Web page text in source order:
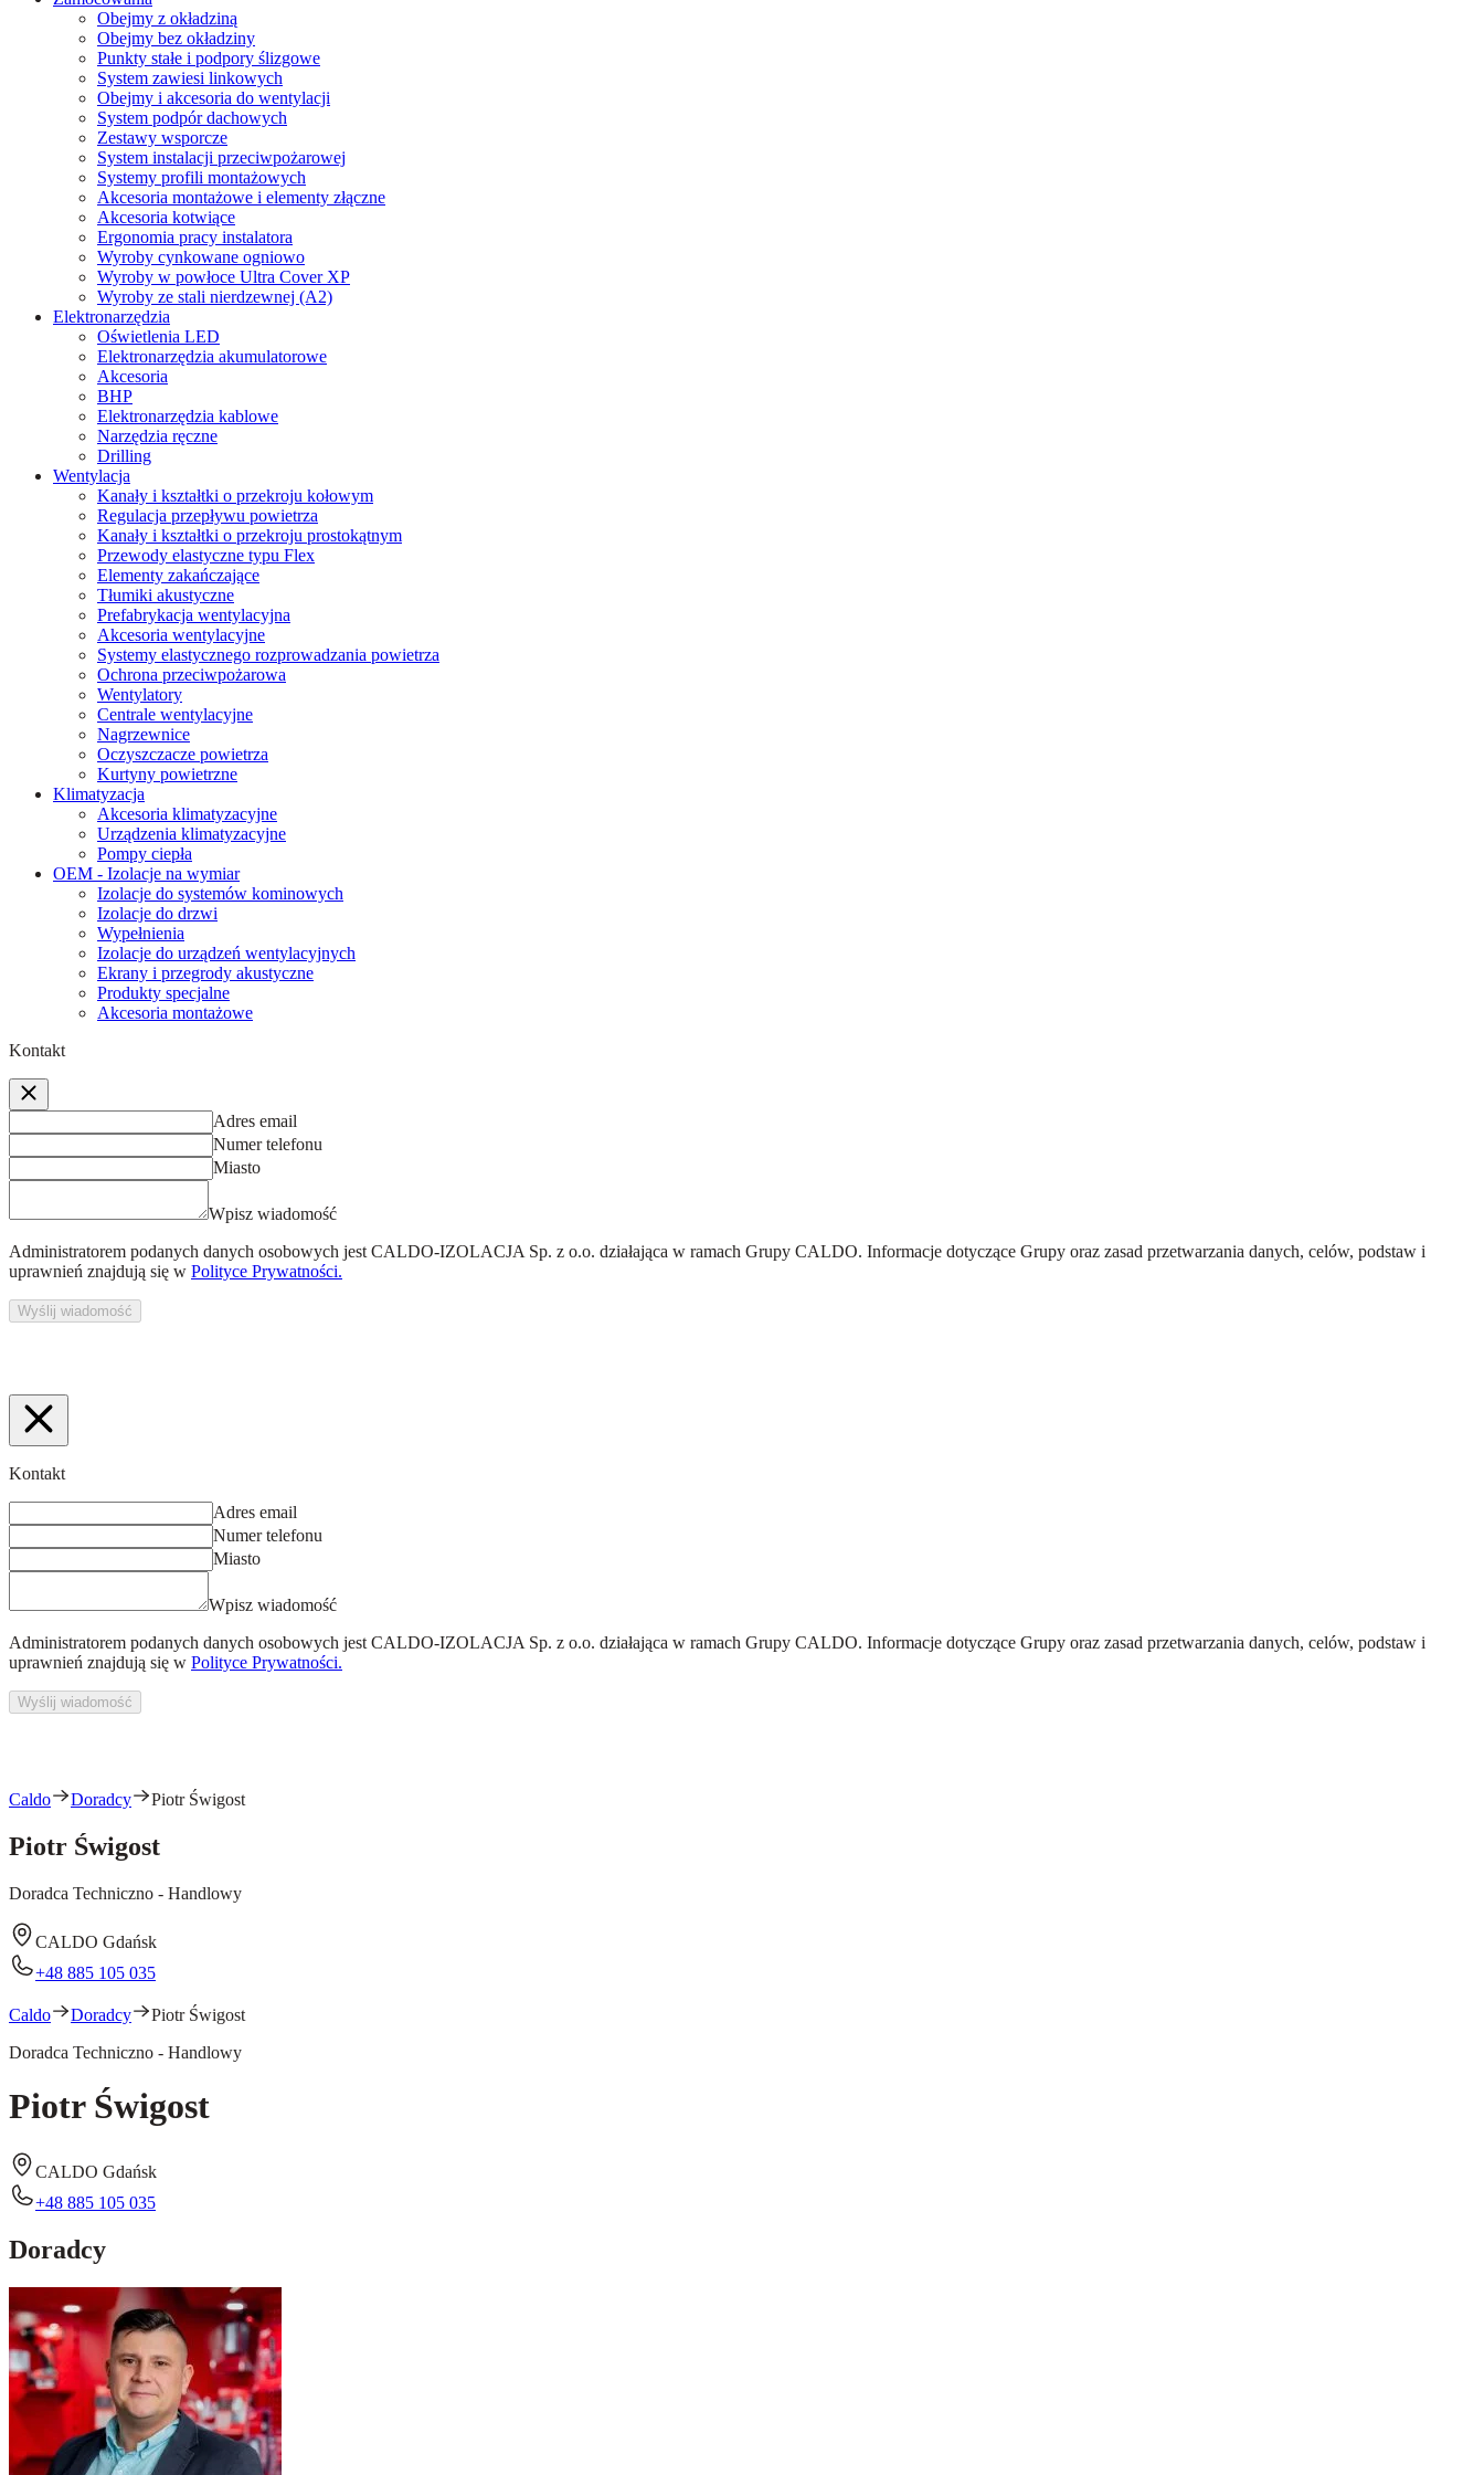
Obejmy z okładziną
Obejmy bez okładziny
Punkty stałe i podpory ślizgowe
System zawiesi linkowych
Obejmy i akcesoria do wentylacji
System podpór dachowych
Zestawy wsporcze
System instalacji przeciwpożarowej
Systemy profili montażowych
Akcesoria montażowe i elementy złączne
Akcesoria kotwiące
Ergonomia pracy instalatora
Wyroby cynkowane ogniowo
Wyroby w powłoce Ultra Cover XP
Wyroby ze stali nierdzewnej (A2)
Elektronarzędzia
Oświetlenia LED
Elektronarzędzia akumulatorowe
Akcesoria
BHP
Elektronarzędzia kablowe
Narzędzia ręczne
Drilling
Wentylacja
Kanały i kształtki o przekroju kołowym
Regulacja przepływu powietrza
Kanały i kształtki o przekroju prostokątnym
Przewody elastyczne typu Flex
Elementy zakańczające
Tłumiki akustyczne
Prefabrykacja wentylacyjna
Akcesoria wentylacyjne
Systemy elastycznego rozprowadzania powietrza
Ochrona przeciwpożarowa
Wentylatory
Centrale wentylacyjne
Nagrzewnice
Oczyszczacze powietrza
Kurtyny powietrzne
Klimatyzacja
Akcesoria klimatyzacyjne
Urządzenia klimatyzacyjne
Pompy ciepła
OEM - Izolacje na wymiar
Izolacje do systemów kominowych
Izolacje do drzwi
Wypełnienia
Izolacje do urządzeń wentylacyjnych
Ekrany i przegrody akustyczne
Produkty specjalne
Akcesoria montażowe
Kontakt
Adres email
Numer telefonu
Miasto
Wpisz wiadomość
Administratorem podanych danych osobowych jest CALDO-IZOLACJA Sp. z o.o. działająca w ramach Grupy CALDO. Informacje dotyczące Grupy oraz zasad przetwarzania danych, celów, podstaw i
uprawnień znajdują się w Polityce Prywatności.
Wyślij wiadomość
Kontakt
Adres email
Numer telefonu
Miasto
Wpisz wiadomość
Administratorem podanych danych osobowych jest CALDO-IZOLACJA Sp. z o.o. działająca w ramach Grupy CALDO. Informacje dotyczące Grupy oraz zasad przetwarzania danych, celów, podstaw i
uprawnień znajdują się w Polityce Prywatności.
Wyślij wiadomość
Caldo Doradcy Piotr Świgost
Piotr Świgost
Doradca Techniczno - Handlowy
CALDO Gdańsk
+48 885 105 035
Caldo Doradcy
Piotr Świgost
Doradca Techniczno - Handlowy
Piotr Świgost
CALDO Gdańsk
+48 885 105 035
Doradcy